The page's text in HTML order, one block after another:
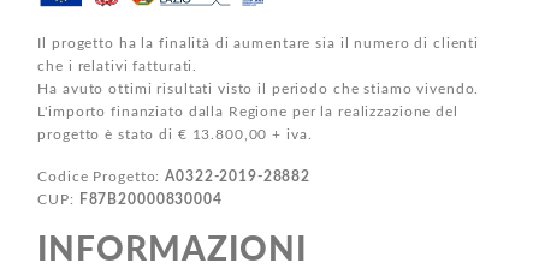
Il progetto ha la finalità di aumentare sia il numero di clienti
che i relativi fatturati.
Ha avuto ottimi risultati visto il periodo che stiamo vivendo.
L'importo finanziato dalla Regione per la realizzazione del
progetto è stato di € 13.800,00 + iva.
Codice Progetto:A0322-2019-28882
CUP:
F87B20000830004
INFORMAZIONI